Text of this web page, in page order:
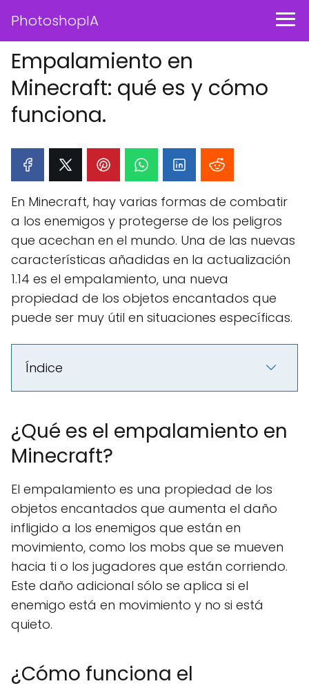
PhotoshopIA
Empalamiento en
Minecraft: qué es y cómo
funciona.
En Minecraft, hay varias formas de combatir
a los enemigos y protegerse de los peligros
que acechan en el mundo. Una de las nuevas
características añadidas en la actualización
1.14 es el empalamiento, una nueva
propiedad de los objetos encantados que
puede ser muy útil en situaciones específicas.
Índice
¿Qué es el empalamiento en
Minecraft?
El empalamiento es una propiedad de los
objetos encantados que aumenta el daño
infligido a los enemigos que están en
movimiento, como los mobs que se mueven
hacia ti o los jugadores que están corriendo.
Este daño adicional sólo se aplica si el
enemigo está en movimiento y no si está
quieto.
¿Cómo funciona el